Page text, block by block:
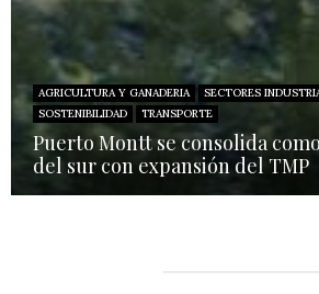
AGRICULTURA Y GANADERIA SECTORES
SOSTENIBILIDAD
TRANSPORTE
Puerto Montt se consolida
del sur con expansión del TMP